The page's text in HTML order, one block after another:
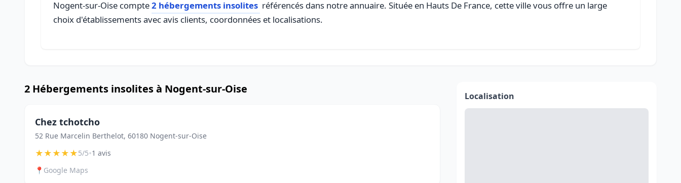
Nogent-sur-Oise compte2 hébergements insolites référencés dans notre annuaire. Située en Hauts De France, cette ville vous offre un large
choix d'établissements avec avis clients, coordonnées et localisations.
2 Hébergements insolites à Nogent-sur-Oise
Chez tchotcho
52 Rue Marcelin Berthelot, 60180 Nogent-sur-Oise
★★★★★5/5•1 avis
📍 Google Maps
Localisation